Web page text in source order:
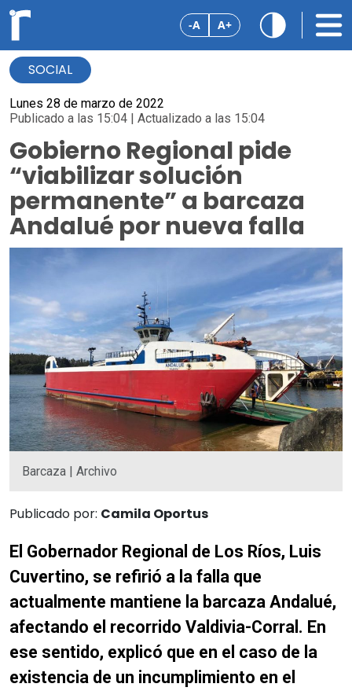
-A A+
SOCIAL
Lunes 28 de marzo de 2022
Publicado a las 15:04 | Actualizado a las 15:04
Gobierno Regional pide
“viabilizar solución
permanente” a barcaza
Andalué por nueva falla
Barcaza | Archivo
Publicado por: Camila Oportus
El Gobernador Regional de Los Ríos, Luis
Cuvertino, se refirió a la falla que
actualmente mantiene la barcaza Andalué,
afectando el recorrido Valdivia-Corral. En
ese sentido, explicó que en el caso de la
existencia de un incumplimiento en el